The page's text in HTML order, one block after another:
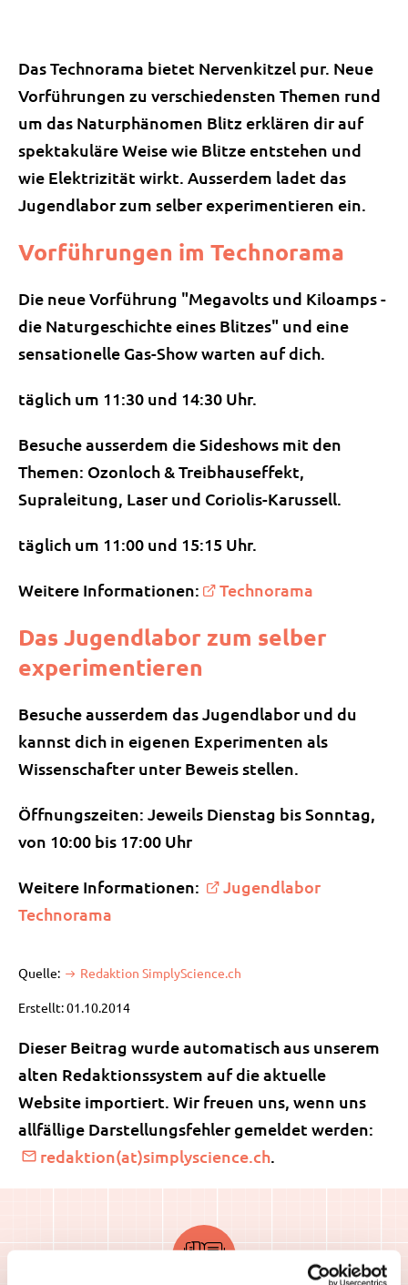
Das Technorama bietet Nervenkitzel pur. Neue
Vorführungen zu verschiedensten Themen rund
um das Naturphänomen Blitz erklären dir auf
spektakuläre Weise wie Blitze entstehen und
wie Elektrizität wirkt. Ausserdem ladet das
Jugendlabor zum selber experimentieren ein.
Vorführungen im Technorama
Die neue Vorführung "Megavolts und Kiloamps -
die Naturgeschichte eines Blitzes" und eine
sensationelle Gas-Show warten auf dich.
täglich um 11:30 und 14:30 Uhr.
Besuche ausserdem die Sideshows mit den
Themen: Ozonloch & Treibhauseffekt,
Supraleitung, Laser und Coriolis-Karussell.
täglich um 11:00 und 15:15 Uhr.
Weitere Informationen: Technorama
Das Jugendlabor zum selber
experimentieren
Besuche ausserdem das Jugendlabor und du
kannst dich in eigenen Experimenten als
Wissenschafter unter Beweis stellen.
Öffnungszeiten: Jeweils Dienstag bis Sonntag,
von 10:00 bis 17:00 Uhr
Weitere Informationen:
Jugendlabor
Technorama
Quelle: Redaktion SimplyScience.ch
Erstellt: 01.10.2014
Dieser Beitrag wurde automatisch aus unserem
alten Redaktionssystem auf die aktuelle
Website importiert. Wir freuen uns, wenn uns
allfällige Darstellungsfehler gemeldet werden:
redaktion(at)simplyscience.ch.